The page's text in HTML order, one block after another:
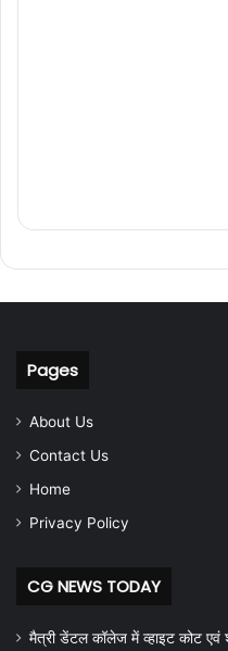
Pages
About Us
Contact Us
Home
Privacy Policy
CG NEWS TODAY
मैत्री डेंटल कॉलेज में व्हाइट कोट एवं